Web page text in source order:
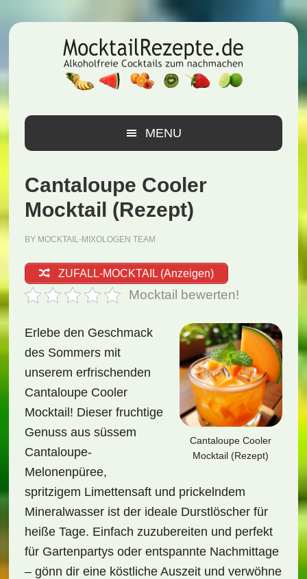
Hauptnavigation
Inhalt
Seitenspalte
MENU
Cantaloupe Cooler
Mocktail (Rezept)
BY MOCKTAIL-MIXOLOGEN TEAM
ZUFALL-MOCKTAIL (Anzeigen)
Mocktail bewerten!
Cantaloupe Cooler
Mocktail (Rezept)
Erlebe den Geschmack
des Sommers mit
unserem erfrischenden
Cantaloupe Cooler
Mocktail! Dieser fruchtige
Genuss aus süssem
Cantaloupe-
Melonenpüree,
spritzigem Limettensaft und prickelndem
Mineralwasser ist der ideale Durstlöscher für
heiße Tage. Einfach zuzubereiten und perfekt
für Gartenpartys oder entspannte Nachmittage
– gönn dir eine köstliche Auszeit und verwöhne